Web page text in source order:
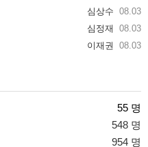
심상수 08.03
심정재 08.03
이재권 08.03
55 명
548 명
954 명